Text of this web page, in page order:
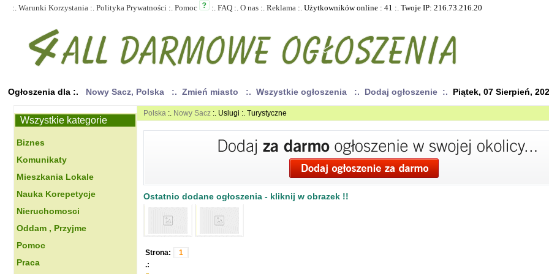
:. Warunki Korzystania :. Polityka Prywatności :. Pomoc :. FAQ :. O nas :. Reklama :. Użytkowników online : 41 :. Twoje IP: 216.73.216.20
Ogłoszenia dla :. Nowy Sacz, Polska :. Zmień miasto :. Wszystkie ogłoszenia :. Dodaj ogłoszenie :. Piątek, 07 Sierpień,
Wszystkie kategorie
Biznes
Komunikaty
Mieszkania Lokale
Nauka Korepetycje
Nieruchomosci
Oddam , Przyjme
Pomoc
Praca
Polska :. Nowy Sacz :. Uslugi :. Turystyczne
Ostatnio dodane ogłoszenia - kliknij w obrazek !!
Strona:
1
.: